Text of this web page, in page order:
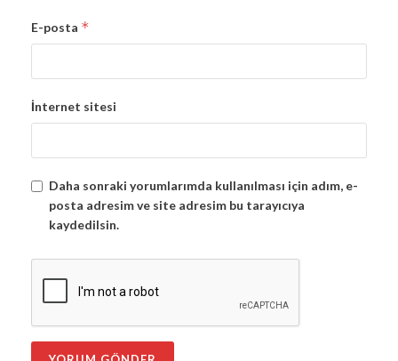
E-posta *
İnternet sitesi
Daha sonraki yorumlarımda kullanılması için adım, e-
posta adresim ve site adresim bu tarayıcıya
kaydedilsin.